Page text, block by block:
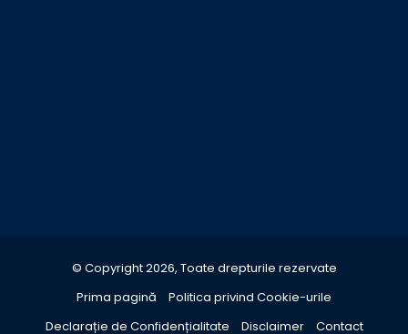
© Copyright 2026, Toate drepturile rezervate
Prima pagină
Politica privind Cookie-urile
Declarație de Confidențialitate
Disclaimer Contact